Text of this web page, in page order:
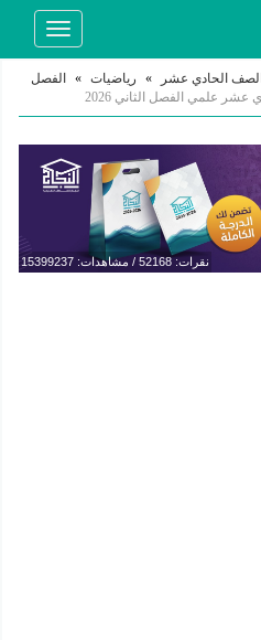
Toggle
الصف الحادي عشر » رياضيات »
الفصل
علمي الفصل الثاني 2026
نقرات: 52168 / مشاهدات: 15399237